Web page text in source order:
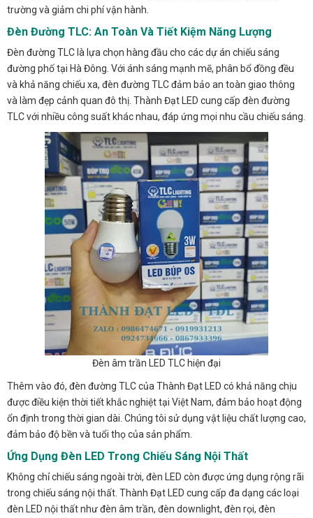
trường và giảm chi phí vận hành.
Đèn Đường TLC: An Toàn Và Tiết Kiệm Năng Lượng
Đèn đường TLC là lựa chọn hàng đầu cho các dự án chiếu sáng
đường phố tại Hà Đông. Với ánh sáng mạnh mẽ, phân bổ đồng đều
và khả năng chiếu xa, đèn đường TLC đảm bảo an toàn giao thông
và làm đẹp cảnh quan đô thị. Thành Đạt LED cung cấp đèn đường
TLC với nhiều công suất khác nhau, đáp ứng mọi nhu cầu chiếu sáng.
Đèn âm trần LED TLC hiện đại
Thêm vào đó, đèn đường TLC của Thành Đạt LED có khả năng chịu
được điều kiện thời tiết khắc nghiệt tại Việt Nam, đảm bảo hoạt động
ổn định trong thời gian dài. Chúng tôi sử dụng vật liệu chất lượng cao,
đảm bảo độ bền và tuổi thọ của sản phẩm.
Ứng Dụng Đèn LED Trong Chiếu Sáng Nội Thất
Không chỉ chiếu sáng ngoài trời, đèn LED còn được ứng dụng rộng rãi
trong chiếu sáng nội thất. Thành Đạt LED cung cấp đa dạng các loại
đèn LED nội thất như đèn âm trần, đèn downlight, đèn rọi, đèn